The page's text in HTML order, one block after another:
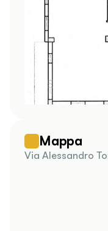
Mappa
Via Alessandro